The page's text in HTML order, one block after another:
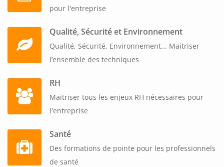
pour l'entreprise
Qualité, Sécurité et Environnement
Qualité, Sécurité, Environnement... Maitriser
l’ensemble des techniques
RH
Maitriser tous les enjeux RH nécessaires pour
l'entreprise
Santé
Des formations de pointe pour les professionnels
de santé